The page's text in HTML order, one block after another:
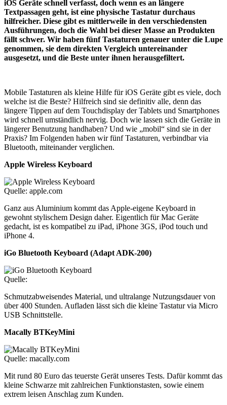
iOS Geräte schnell verfasst, doch wenn es an längere
Textpassagen geht, ist eine physische Tastatur durchaus
hilfreicher. Diese gibt es mittlerweile in den verschiedensten
Ausführungen, doch die Wahl bei dieser Masse an Produkten
fällt schwer. Wir haben fünf Tastaturen genauer unter die Lupe
genommen, sie dem direkten Vergleich untereinander
ausgesetzt, und die Beste unter ihnen herausgefiltert.
Mobile Tastaturen als kleine Hilfe für iOS Geräte gibt es viele, doch
welche ist die Beste? Hilfreich sind sie definitiv alle, denn das
längere Tippen auf dem Touchdisplay der Tablets und Smartphones
wird schnell umständlich nervig. Doch wie lassen sich die Geräte in
längerer Benutzung handhaben? Und wie „mobil“ sind sie in der
Praxis? Im Folgenden haben wir fünf Tastaturen, verbindbar via
Bluetooth, miteinander verglichen.
Apple Wireless Keyboard
Quelle: apple.com
Ganz aus Aluminium kommt das Apple-eigene Keyboard in
gewohnt stylischem Design daher. Eigentlich für Mac Geräte
gedacht, ist es kompatibel zu iPad, iPhone 3GS, iPod touch und
iPhone 4.
iGo Bluetooth Keyboard (Adapt ADK-200)
Quelle:
Schmutzabweisendes Material, und ultralange Nutzungsdauer von
über 400 Stunden. Aufladen lässt sich die kleine Tastatur via Micro
USB Schnittstelle.
Macally BTKeyMini
Quelle: macally.com
Mit rund 80 Euro das teuerste Gerät unseres Tests. Dafür kommt das
kleine Schwarze mit zahlreichen Funktionstasten, sowie einem
extrem leisen Anschlag zum Kunden.